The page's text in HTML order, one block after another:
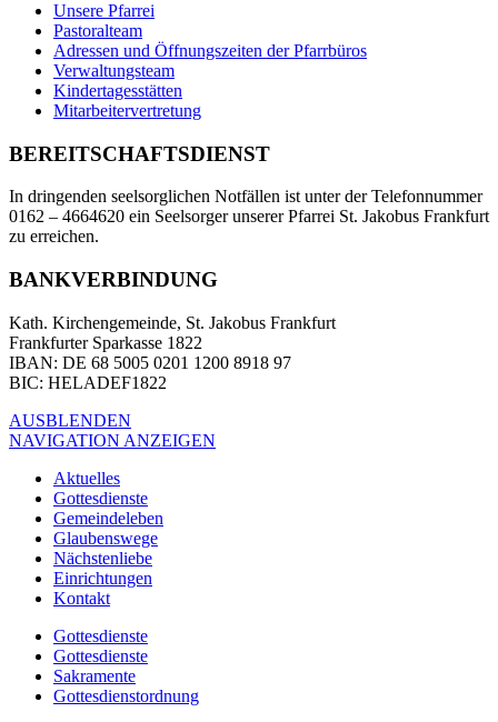
Unsere Pfarrei
Pastoralteam
Adressen und Öffnungszeiten der Pfarrbüros
Verwaltungsteam
Kindertagesstätten
Mitarbeitervertretung
BEREITSCHAFTSDIENST
In dringenden seelsorglichen Notfällen ist unter der Telefonnummer
0162 – 4664620 ein Seelsorger unserer Pfarrei St. Jakobus Frankfurt
zu erreichen.
BANKVERBINDUNG
Kath. Kirchengemeinde, St. Jakobus Frankfurt
Frankfurter Sparkasse 1822
IBAN: DE 68 5005 0201 1200 8918 97
BIC: HELADEF1822
AUSBLENDEN
NAVIGATION ANZEIGEN
Aktuelles
Gottesdienste
Gemeindeleben
Glaubenswege
Nächstenliebe
Einrichtungen
Kontakt
Gottesdienste
Gottesdienste
Sakramente
Gottesdienstordnung